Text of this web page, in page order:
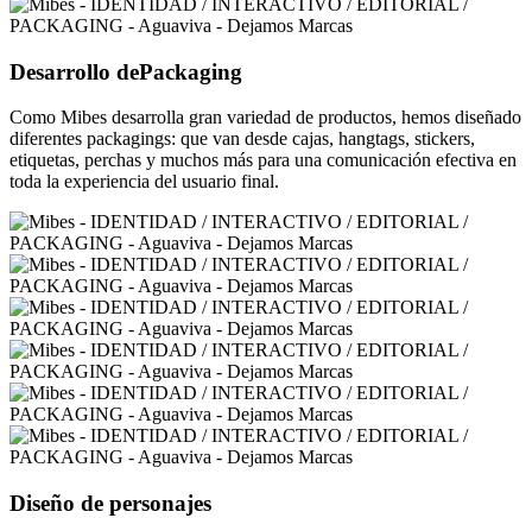
Desarrollo dePackaging
Como Mibes desarrolla gran variedad de productos, hemos diseñado
diferentes packagings: que van desde cajas, hangtags, stickers,
etiquetas, perchas y muchos más para una comunicación efectiva en
toda la experiencia del usuario final.
Diseño de personajes